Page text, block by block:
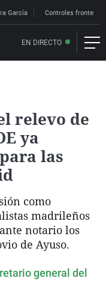
García Controles
EN DIRECTO
relevo de
ya
las
como
madrileños
notario los
de Ayuso.
general del